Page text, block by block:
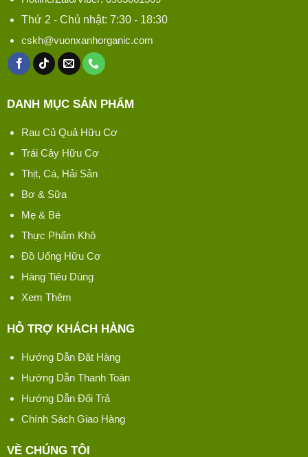
Thứ 2 - Chủ nhật: 7:30 - 18:30
cskh@vuonxanhorganic.com
DANH MỤC SẢN PHẨM
Rau Củ Quả Hữu Cơ
Trái Cây Hữu Cơ
Thịt, Cá, Hải Sản
Bơ & Sữa
Mẹ & Bé
Thực Phẩm Khô
Đồ Uống Hữu Cơ
Hàng Tiêu Dùng
Xem Thêm
HỖ TRỢ KHÁCH HÀNG
Hướng Dẫn Đặt Hàng
Hướng Dẫn Thanh Toán
Hướng Dẫn Đổi Trả
Chính Sách Giao Hàng
VỀ CHÚNG TÔI